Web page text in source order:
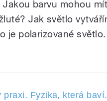
Jakou barvu mohou mít
Jak světlo
je polarizované
Fyzika, která
praxi. Fyzika, která baví.